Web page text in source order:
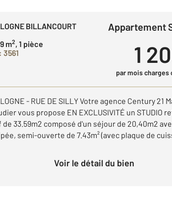
BILLANCOURT
m2, 1 pièce
3561
Appartement Studio à
1
par mois charges
- RUE DE SILLY Votre agence Century 21
vous propose EN EXCLUSIVITÉ un STUDIO
de 33.59m2 composé d'un séjour de 20,40m2
semi-ouverte de 7.43m² (avec plaque de
Voir le détail du bien